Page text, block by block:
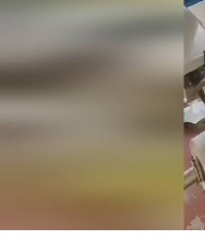
Play